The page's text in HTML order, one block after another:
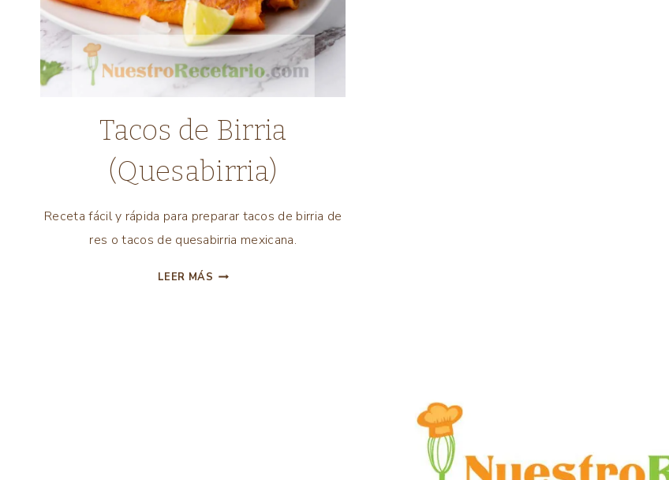
COMIDA
LATINA
COMIDA
FIESTAS
|
FUERTES
Tacos de Birria
(Quesabirria)
Receta fácil y rápida para preparar tacos de birria de
res o tacos de quesabirria mexicana.
LEER MÁS TACOS